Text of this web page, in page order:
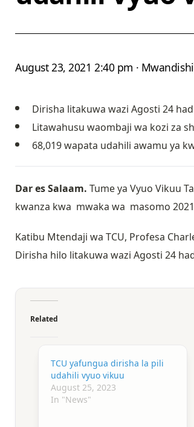
August 23, 2021 2:40 pm · Mwandishi
Dirisha litakuwa wazi Agosti 24
Litawahusu waombaji wa kozi za
68,019 wapata udahili awamu ya
Dar es Salaam. Tume ya Vyuo Vikuu
kwanza kwa mwaka wa masomo
Katibu Mtendaji wa TCU, Profesa
Dirisha hilo litakuwa wazi Agosti 24
Related
TCU yafungua dirisha la pili
udahili vyuo vikuu
August 25, 2023
In "News"